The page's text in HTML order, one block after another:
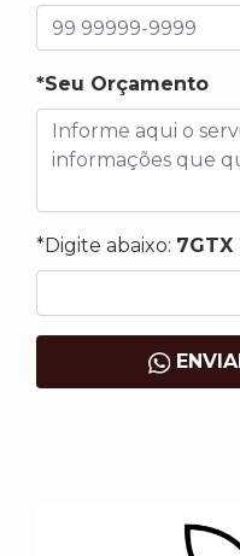
*Seu Orçamento
*Digite abaixo: 7GTX